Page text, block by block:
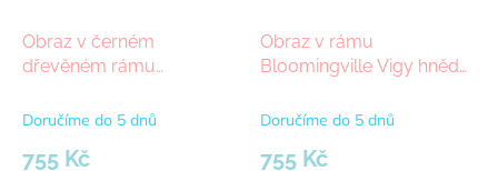
Obraz v černém
dřevěném rámu
32x42cm| černá
Doručíme do 5 dnů
755 Kč
Obraz v rámu
Bloomingville Vigy hnědý
Doručíme do 5 dnů
755 Kč